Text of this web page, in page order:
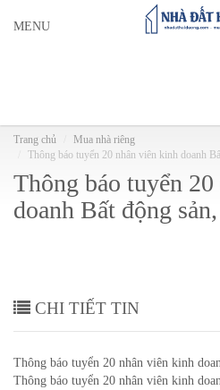
MENU
Trang chủ
Mua nhà riêng
Thông báo tuyển 20 nhân viên kinh doanh
Thông báo tuyển
doanh Bất động
CHI TIẾT TIN
Thông báo tuyển 20 nhân viên kinh
Thông báo tuyển 20 nhân viên kinh